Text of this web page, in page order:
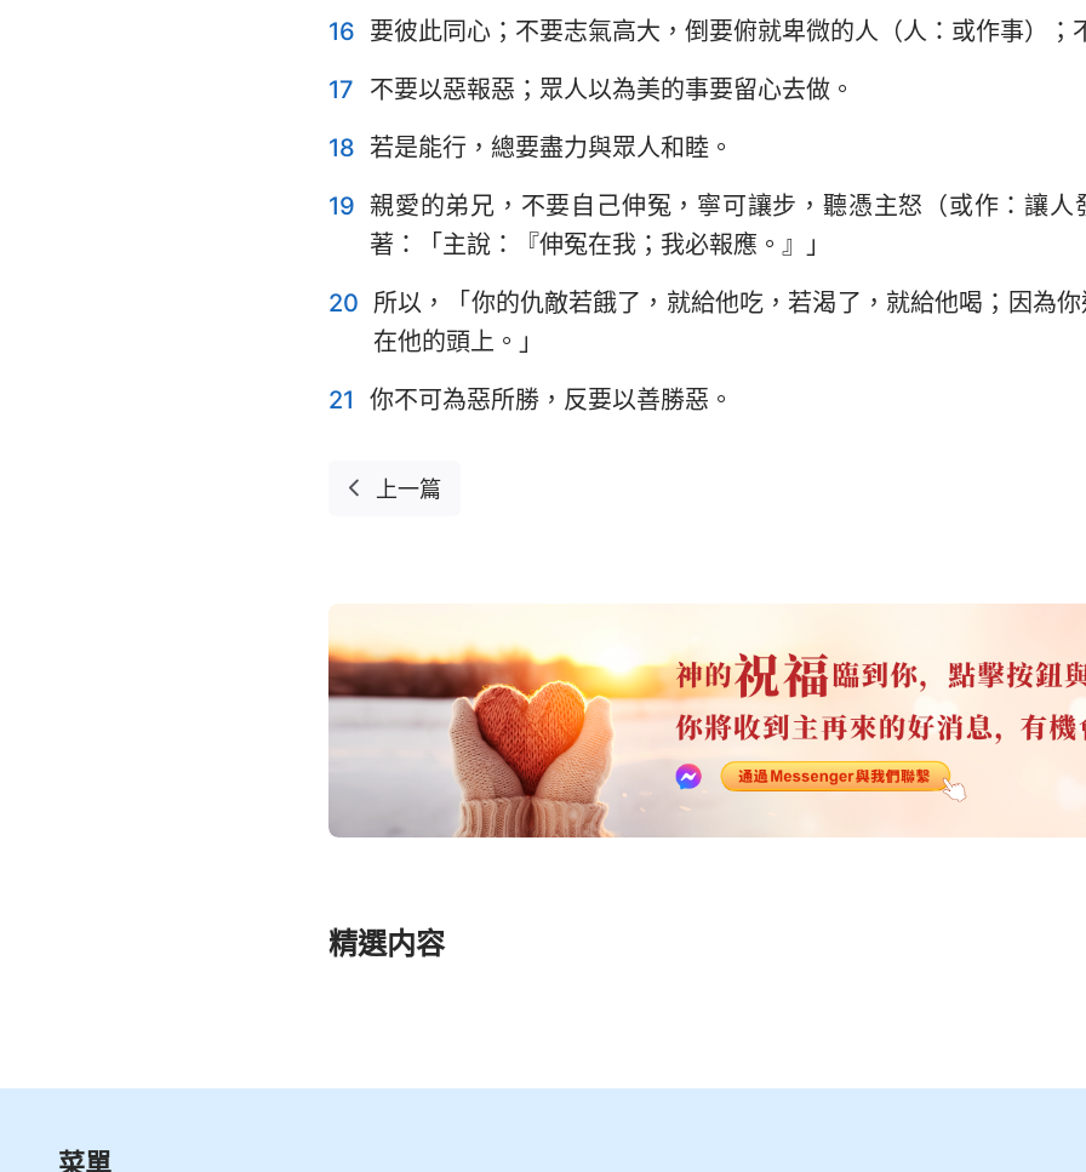
16 要彼此同心；不要志氣高大，倒要俯就卑微的人（人：或作事）；
17
不要以惡報惡；眾人以為美的事要留心去做。
18 若是能行，總要盡力與眾人和睦。
19 親愛的弟兄，不要自己伸冤，寧可讓步，聽憑主怒（或作：讓人
著：「主說：『伸冤在我；我必報應。』」
20 所以，「你的仇敵若餓了，就給他吃，若渴了，就給他喝；因為
在他的頭上。」
21
你不可為惡所勝，反要以善勝惡。
上一篇
精選内容
菜單